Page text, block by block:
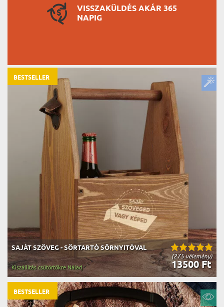
VISSZAKÜLDÉS AKÁR 365
NAPIG
(275 vélemény)
SAJÁT SZÖVEG - SÖRTARTÓ SÖRNYITÓVAL
13500 Ft
Kiszállítás csütörtökre Nálad
BESTSELLER
BESTSELLER